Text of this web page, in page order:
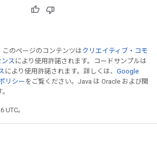
のページのコンテンツはクリエイティブ・コモ
ンスにより使用許諾されます。コードサンプルは
により使用許諾されます。詳しくは、 Google
リシー をご覧ください。Java は Oracle および関
UTC。